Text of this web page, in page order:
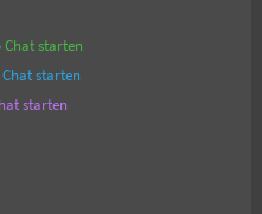
Chat starten
starten
starten